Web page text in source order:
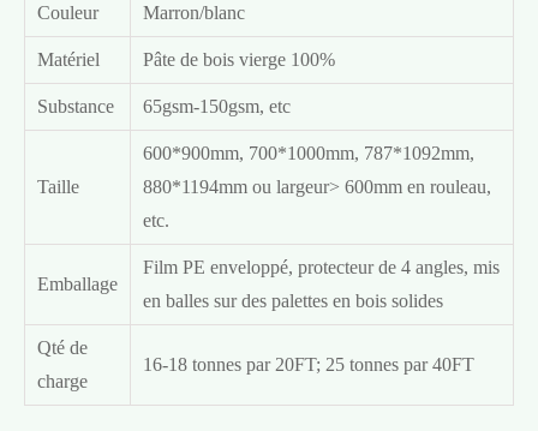
Couleur Marron/blanc
Matériel Pâte de bois vierge 100%
Substance 65gsm-150gsm, etc
Taille
600*900mm, 700*1000mm, 787*1092mm,
880*1194mm ou largeur> 600mm en rouleau,
etc.
Emballage
Film PE enveloppé, protecteur de 4 angles, mis
en balles sur des palettes en bois solides
Qté de
charge
16-18 tonnes par 20FT; 25 tonnes par 40FT